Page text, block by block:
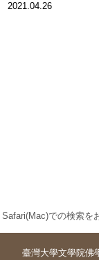
2021.04.26
での検索を
臺灣大學文學院佛